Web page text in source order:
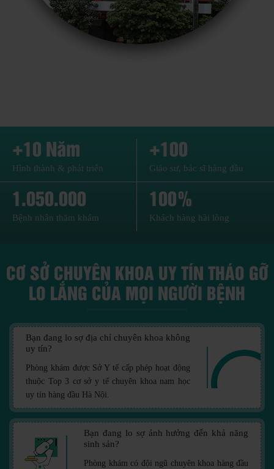
+10 Năm
Hình thành & phát triển
+100
Giáo sư, bác sĩ hàng đầu
1.050.000
Bệnh nhân thăm khám
100%
Khách hàng hài lòng
CƠ SỞ CHUYÊN KHOA UY TÍN THÁO GỠ
LO LẮNG CỦA MỌI NGƯỜI BỆNH
Bạn đang lo sợ địa chỉ chuyên khoa không
uy tín?
Phòng khám được Sở Y tế cấp phép hoạt động
thuộc Top 3 cơ sở y tế chuyên khoa nam học
uy tín hàng đầu Hà Nội.
Bạn đang lo sợ ảnh hưởng đến khả năng
sinh sản?
Phòng khám có đội ngũ chuyên khoa hàng đầu